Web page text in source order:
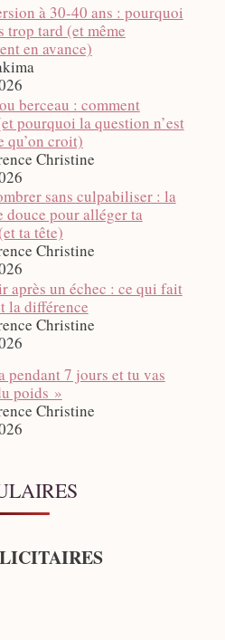
à 30-40 ans : pourquoi
trop tard (et même
en avance)
berceau : comment
pourquoi la question n’est
qu’on croit)
Christine
sans culpabiliser : la
douce pour alléger ta
ta tête)
Christine
après un échec : ce qui fait
la différence
Christine
pendant 7 jours et tu vas
poids »
Christine